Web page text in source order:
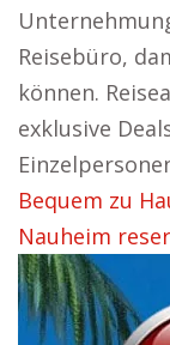
Reisebüro,
können.
exklusive
Bequem zu
Nauheim